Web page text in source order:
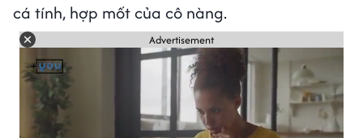
cá tính, hợp mốt của cô nàng.
Advertisement